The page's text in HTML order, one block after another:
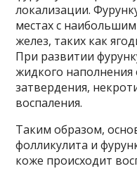
локализации.
местах с
желез, таких как
При развитии
жидкого наполнения
затвердения,
воспаления.
Таким образом,
фолликулита и
коже происходит